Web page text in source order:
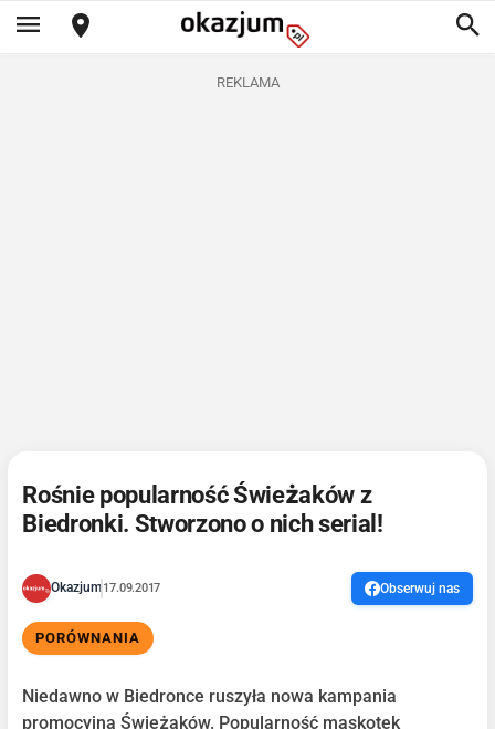
REKLAMA
Rośnie popularność Świeżaków z
Biedronki. Stworzono o nich serial!
Okazjum 17.09.2017 Obserwuj nas
PORÓWNANIA
Niedawno w Biedronce ruszyła nowa kampania
promocyjna Świeżaków. Popularność maskotek